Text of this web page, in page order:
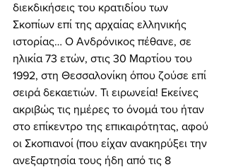
διεκδικήσεις του κρατιδίου των
Σκοπίων επί της αρχαίας ελληνικής
ιστορίας… Ο Ανδρόνικος πέθανε, σε
ηλικία 73 ετών, στις 30 Μαρτίου του
1992, στη Θεσσαλονίκη όπου ζούσε επί
σειρά δεκαετιών. Τι ειρωνεία! Εκείνες
ακριβώς τις ημέρες το όνομά του ήταν
στο επίκεντρο της επικαιρότητας, αφού
οι Σκοπιανοί (που είχαν ανακηρύξει την
ανεξαρτησία τους ήδη από τις 8